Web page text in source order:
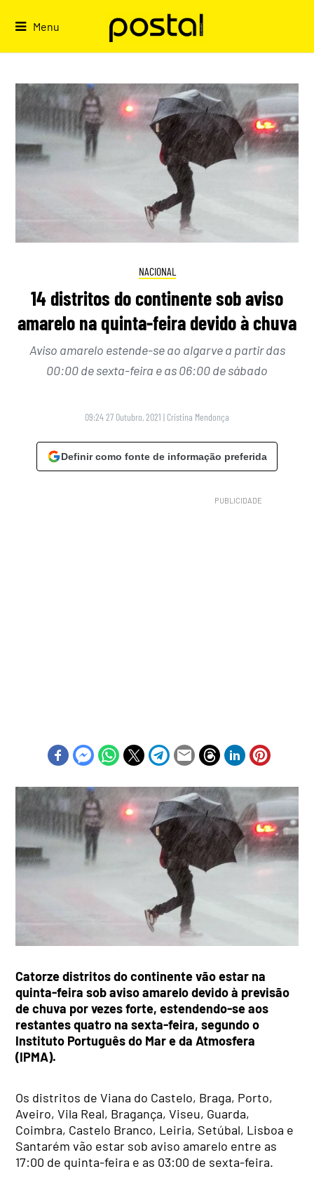
Menu
NACIONAL
14 distritos do continente sob aviso
amarelo na quinta-feira devido à chuva
Aviso amarelo estende-se ao algarve a partir das
00:00 de sexta-feira e as 06:00 de sábado
09:24 27 Outubro, 2021 | Cristina Mendonça
Definir como fonte de informação preferida
Catorze distritos do continente vão estar na
quinta-feira sob aviso amarelo devido à previsão
de chuva por vezes forte, estendendo-se aos
restantes quatro na sexta-feira, segundo o
Instituto Português do Mar e da Atmosfera
(IPMA).
Os distritos de Viana do Castelo, Braga, Porto,
Aveiro, Vila Real, Bragança, Viseu, Guarda,
Coimbra, Castelo Branco, Leiria, Setúbal, Lisboa e
Santarém vão estar sob aviso amarelo entre as
17:00 de quinta-feira e as 03:00 de sexta-feira.